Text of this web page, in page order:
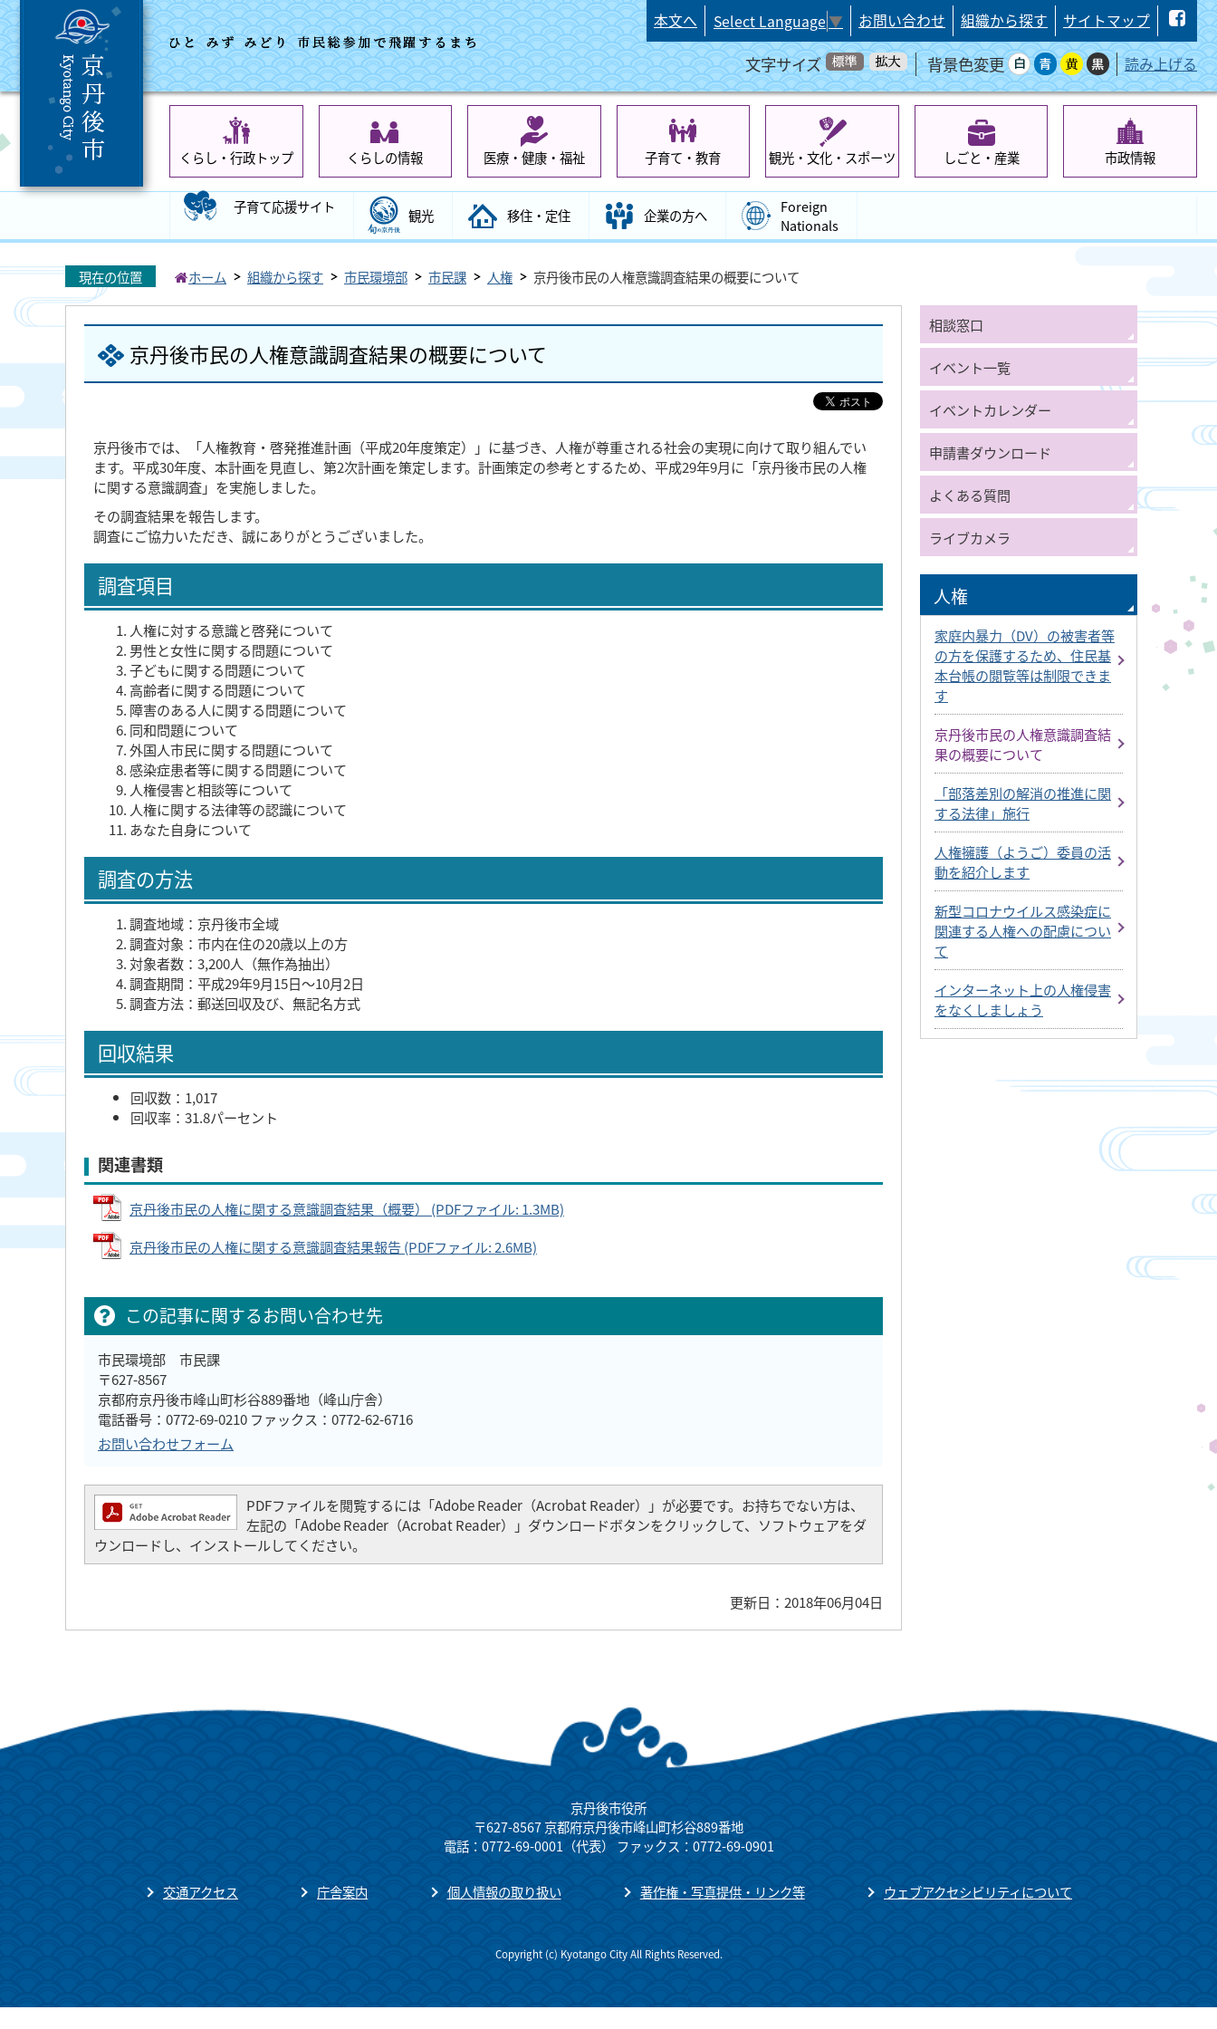
本文へ Select Language▼ お問い合わせ 組織から探す サイトマップ
文字サイズ 背景色変更 読み上げる
くらし・行政トップ くらしの情報 医療・健康・福祉 子育て・教育 観光・文化・スポーツ しごと・産業 市政情報
子育て応援サイト 観光 移住・定住 企業の方へ
Foreign
Nationals
現在の位置 ホーム 組織から探す 市民環境部 市民課 人権 京丹後市民の人権意識調査結果の概要について
京丹後市民の人権意識調査結果の概要について
京丹後市では、「人権教育・啓発推進計画（平成20年度策定）」に基づき、人権が尊重される社会の実現に向けて取り組んでい
ます。平成30年度、本計画を見直し、第2次計画を策定します。計画策定の参考とするため、平成29年9月に「京丹後市民の人権
に関する意識調査」を実施しました。
その調査結果を報告します。
調査にご協力いただき、誠にありがとうございました。
調査項目
人権に対する意識と啓発について
男性と女性に関する問題について
子どもに関する問題について
高齢者に関する問題について
障害のある人に関する問題について
同和問題について
外国人市民に関する問題について
感染症患者等に関する問題について
人権侵害と相談等について
人権に関する法律等の認識について
あなた自身について
調査の方法
調査地域：京丹後市全域
調査対象：市内在住の20歳以上の方
対象者数：3,200人（無作為抽出）
調査期間：平成29年9月15日～10月2日
調査方法：郵送回収及び、無記名方式
回収結果
回収数：1,017
回収率：31.8パーセント
関連書類
京丹後市民の人権に関する意識調査結果（概要） (PDFファイル: 1.3MB)
京丹後市民の人権に関する意識調査結果報告 (PDFファイル: 2.6MB)
この記事に関するお問い合わせ先
市民環境部 市民課
〒627-8567
京都府京丹後市峰山町杉谷889番地（峰山庁舎）
電話番号：0772-69-0210 ファックス：0772-62-6716
お問い合わせフォーム
PDFファイルを閲覧するには「Adobe Reader（Acrobat Reader）」が必要です。お持ちでない方は、
左記の「Adobe Reader（Acrobat Reader）」ダウンロードボタンをクリックして、ソフトウェアをダ
ウンロードし、インストールしてください。
更新日：2018年06月04日
相談窓口
イベント一覧
イベントカレンダー
申請書ダウンロード
よくある質問
ライブカメラ
人権
家庭内暴力（DV）の被害者等
の方を保護するため、住民基
本台帳の閲覧等は制限できま
す
京丹後市民の人権意識調査結
果の概要について
「部落差別の解消の推進に関
する法律」施行
人権擁護（ようご）委員の活
動を紹介します
新型コロナウイルス感染症に
関連する人権への配慮につい
て
インターネット上の人権侵害
をなくしましょう
京丹後市役所
〒627-8567 京都府京丹後市峰山町杉谷889番地
電話：0772-69-0001（代表） ファックス：0772-69-0901
交通アクセス 庁舎案内 個人情報の取り扱い 著作権・写真提供・リンク等 ウェブアクセシビリティについて
Copyright (c) Kyotango City All Rights Reserved.